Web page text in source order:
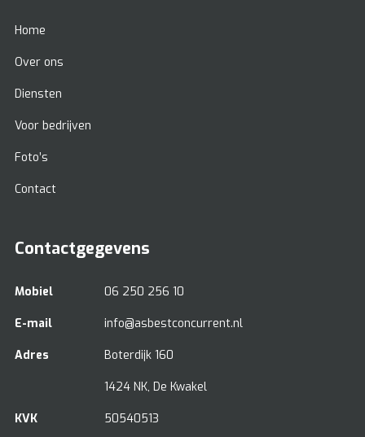
Home
Over ons
Diensten
Voor bedrijven
Foto’s
Contact
Contactgegevens
Mobiel 06 250 256 10
E-mail info@asbestconcurrent.nl
Adres Boterdijk 160
1424 NK, De Kwakel
KVK 50540513